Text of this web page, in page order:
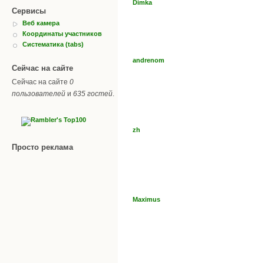
Сервисы
Веб камера
Координаты участников
Систематика (tabs)
Сейчас на сайте
Сейчас на сайте 0
пользователей и 635 гостей
Просто реклама
Dimka
andrenom
zh
Maximus